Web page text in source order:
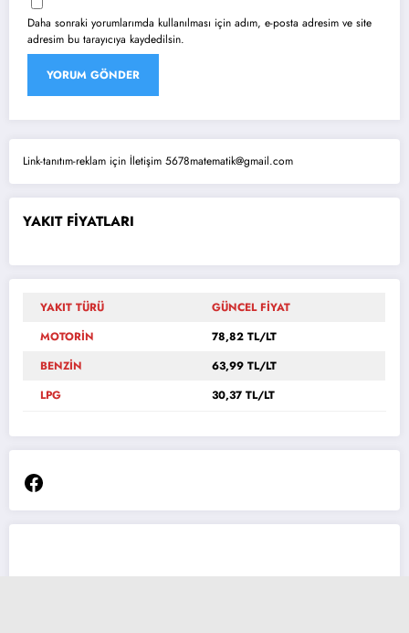
Daha sonraki yorumlarımda kullanılması için adım, e-posta adresim ve site
adresim bu tarayıcıya kaydedilsin.
Link-tanıtım-reklam için İletişim 5678matematik@gmail.com
YAKIT FİYATLARI
YAKIT TÜRÜ
GÜNCEL FİYAT
MOTORİN
78,82 TL/LT
BENZİN
63,99 TL/LT
LPG
30,37 TL/LT
Facebook